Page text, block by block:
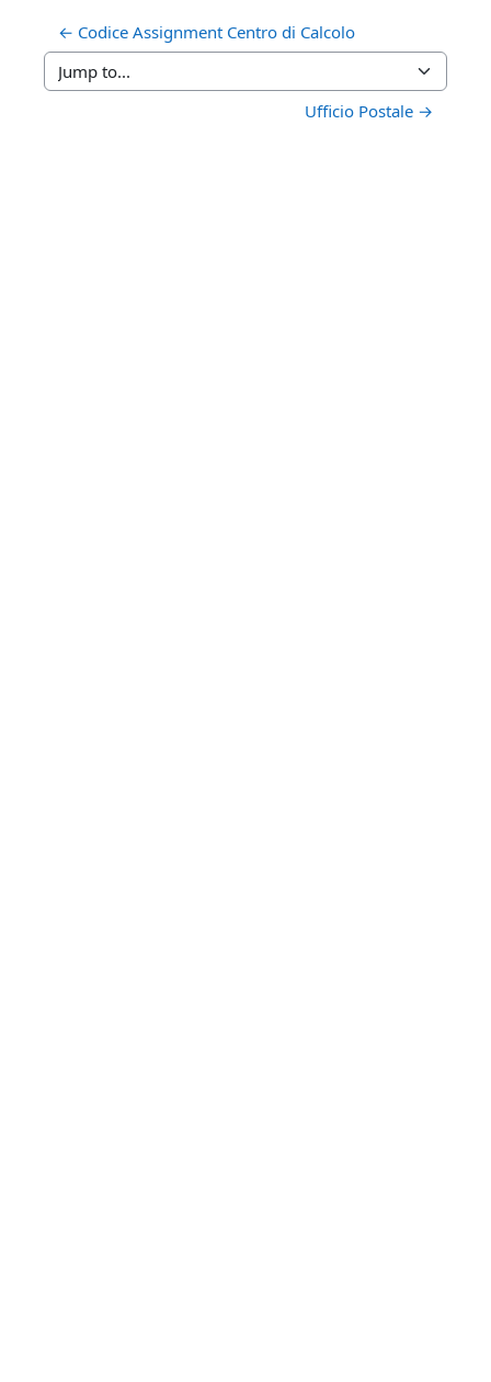
← Codice Assignment Centro di Calcolo
Jump to...
Ufficio Postale →